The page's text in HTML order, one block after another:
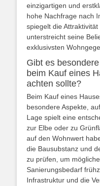
einzigartigen und
hohe Nachfrage nach
spiegelt die
unterstreicht seine
exklusivsten
Gibt es
beim Kauf eines
achten sollte?
Beim Kauf eines
besondere Aspekte,
Lage spielt eine
zur Elbe oder zu
auf den Wohnwert
die Bausubstanz und
zu prüfen, um
Sanierungsbedarf
Infrastruktur und die